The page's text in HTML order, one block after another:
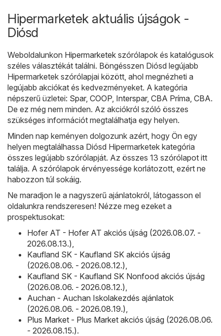
Hipermarketek aktuális újságok -
Diósd
Weboldalunkon Hipermarketek szórólapok és katalógusok
széles választékát találni. Böngésszen Diósd legújabb
Hipermarketek szórólapjai között, ahol megnézheti a
legújabb akciókat és kedvezményeket. A kategória
népszerű üzletei: Spar, COOP Interspar, CBA Príma CBA.
De ez még nem minden. Az akciókról szóló összes
szükséges információt megtalálhatja egy helyen.
Minden nap keményen dolgozunk azért, hogy Ön egy
helyen megtalálhassa Diósd Hipermarketek kategória
összes legújabb szórólapját. Az összes 13 szórólapot itt
találja. A szórólapok érvényessége korlátozott, ezért ne
habozzon túl sokáig.
Ne maradjon le a nagyszerű ajánlatokról, látogasson el
oldalunkra rendszeresen! Nézze meg ezeket a
prospektusokat:
Hofer AT - Hofer AT akciós újság (2026.08.07. -
2026.08.13.)
Kaufland SK - Kaufland SK akciós újság
(2026.08.06. - 2026.08.12.)
Kaufland SK - Kaufland SK Nonfood akciós újság
(2026.08.06. - 2026.08.12.)
Auchan - Auchan Iskolakezdés ajánlatok
(2026.08.06. - 2026.08.19.)
Plus Market - Plus Market akciós újság (2026.08.06.
- 2026.08.15.).